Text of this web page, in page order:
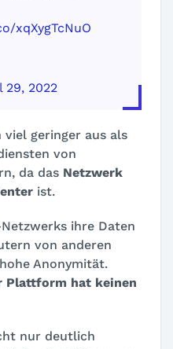
xqXygTcNuO
29, 2022
geringer aus als
von
da das Netzwerk
ist.
ihre Daten
von anderen
Anonymität.
Plattform hat keinen
nur deutlich